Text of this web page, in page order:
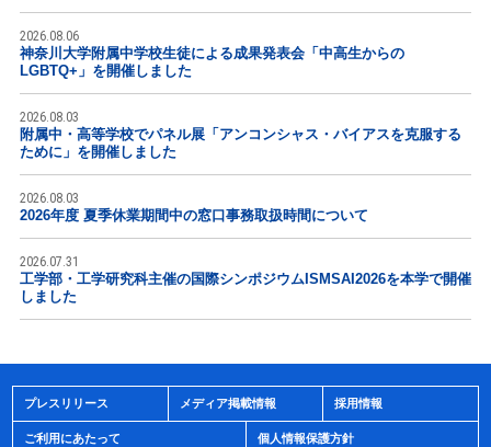
2026.08.06
神奈川大学附属中学校生徒による成果発表会「中高生からの
LGBTQ+」を開催しました
2026.08.03
附属中・高等学校でパネル展「アンコンシャス・バイアスを克服する
ために」を開催しました
2026.08.03
2026年度 夏季休業期間中の窓口事務取扱時間について
2026.07.31
工学部・工学研究科主催の国際シンポジウムISMSAI2026を本学で開催
しました
プレスリリース メディア掲載情報 採用情報
ご利用にあたって 個人情報保護方針